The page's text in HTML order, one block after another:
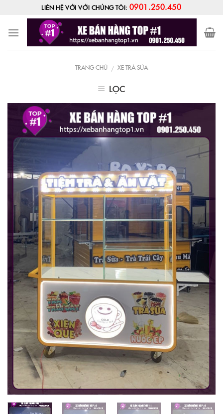
content
LIÊN HỆ VỚI VỚI CHÚNG TÔI: 0901.250.450
TRANG CHỦ / XE TRÀ SỮA
LỌC